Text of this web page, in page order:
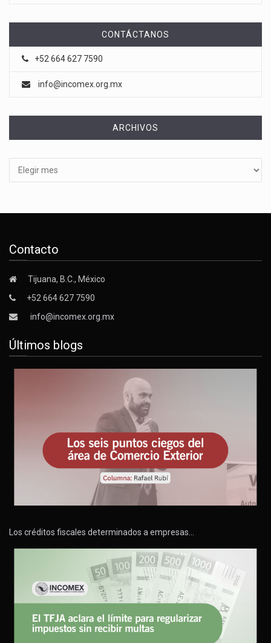
CONTÁCTANOS
+52 664 627 7590
info@incomex.org.mx
ARCHIVOS
Contacto
Tijuana, B.C., México
+52 664 627 7590
info@incomex.org.mx
Últimos blogs
Los créditos fiscales determinados a empresas…